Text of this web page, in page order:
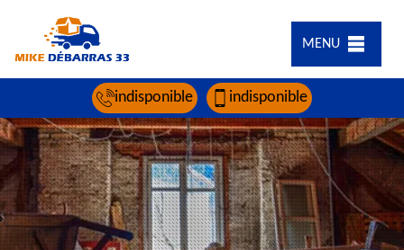
MENU
indisponible indisponible